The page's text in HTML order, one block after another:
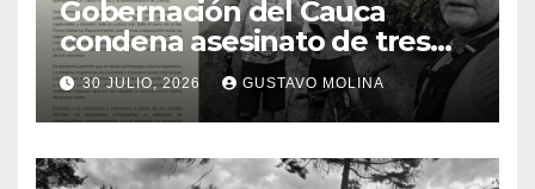
Gobernación del Cauca
condena asesinato de tres
ciudadanos y exige medidas
urgentes al Gobierno
Nacional
30 JULIO, 2026 GUSTAVO MOLINA